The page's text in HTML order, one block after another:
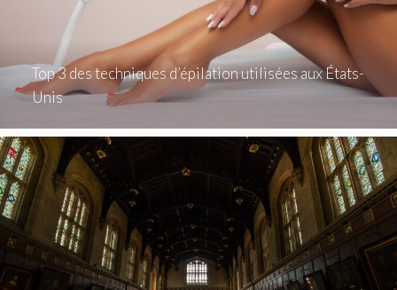
Top 3 des techniques d’épilation utilisées aux États-
Unis